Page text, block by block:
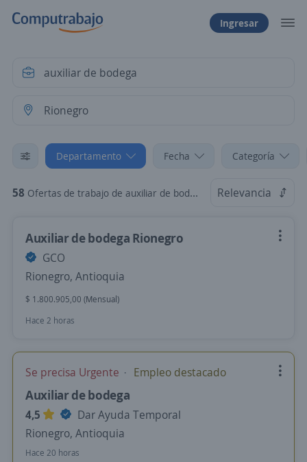
Ingresar
Departamento Fecha Categoría
58 Ofertas de trabajo de auxiliar de bodega en Rionegro, Antioquia Relevancia
Auxiliar de bodega Rionegro
GCO
Rionegro, Antioquia
$ 1.800.905,00 (Mensual)
Hace 2 horas
Se precisa Urgente Empleo destacado
Auxiliar de bodega
4,5
Dar Ayuda Temporal
Rionegro, Antioquia
Hace 20 horas